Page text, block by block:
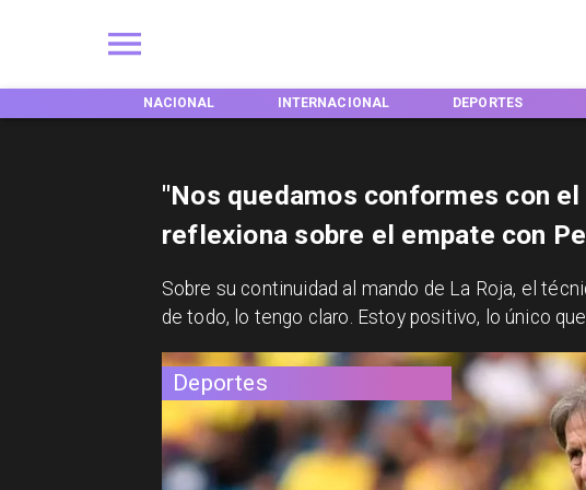
INTERNACIONAL DEPORTES TENDENCIAS
Deportes
"Nos quedamos conformes con
reflexiona sobre el empate con
​Sobre su continuidad al mando de La Roja, el
de todo, lo tengo claro. Estoy positivo, lo único